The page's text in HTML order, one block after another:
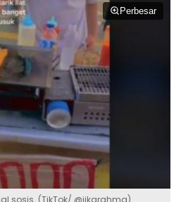
Perbesar
sosis. (TikTok/ @iikarahma)